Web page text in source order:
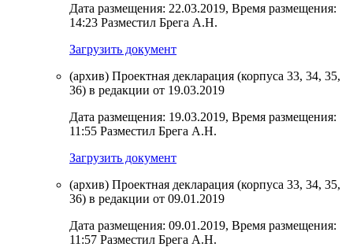
Дата размещения: 22.03.2019, Время размещения:
14:23 Разместил Брега А.Н.
Загрузить документ
(архив) Проектная декларация (корпуса 33, 34, 35,
36) в редакции от 19.03.2019
Дата размещения: 19.03.2019, Время размещения:
11:55 Разместил Брега А.Н.
Загрузить документ
(архив) Проектная декларация (корпуса 33, 34, 35,
36) в редакции от 09.01.2019
Дата размещения: 09.01.2019, Время размещения:
11:57 Разместил Брега А.Н.